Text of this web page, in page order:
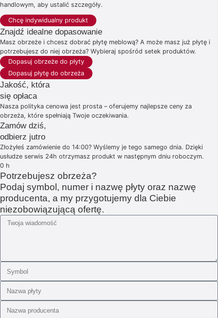
handlowym, aby ustalić szczegóły.
Chcę indywidualny produkt
Znajdź idealne dopasowanie
Masz obrzeże i chcesz dobrać płytę meblową? A może masz już płytę i
potrzebujesz do niej obrzeża? Wybieraj spośród setek produktów.
Dopasuj obrzeże do płyty
Dopasuj płytę do obrzeża
Jakość, która
się opłaca
Nasza polityka cenowa jest prosta – oferujemy najlepsze ceny za
obrzeża, które spełniają Twoje oczekiwania.
Zamów dziś,
odbierz jutro
Złożyłeś zamówienie do 14:00? Wyślemy je tego samego dnia. Dzięki
usłudze serwis 24h otrzymasz produkt w następnym dniu roboczym.
0 h
Potrzebujesz obrzeża?
Podaj symbol, numer i nazwę płyty oraz nazwę
producenta, a my przygotujemy dla Ciebie
niezobowiązującą ofertę.